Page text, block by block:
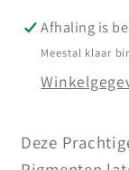
Afhaling is
Meestal klaar
Deze